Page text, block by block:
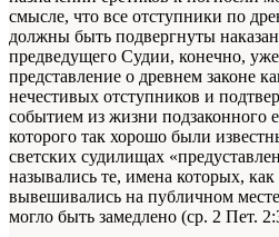
смысле, что все отступники по
должны быть подвергнуты
предведущего Судии, конечно,
представление о древнем законе
нечестивых отступников и
событием из жизни подзаконного
которого так хорошо были
светских судилищах
назывались те, имена которых,
вывешивались на публичном
могло быть замедлено (ср. 2 Пет.